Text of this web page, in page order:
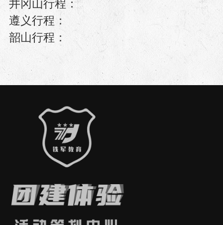
井冈山行程：
遵义行程：
韶山行程：